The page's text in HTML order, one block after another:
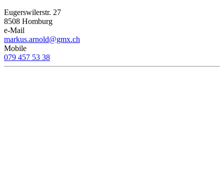
Eugerswilerstr. 27
8508 Homburg
e-Mail
markus.arnold@gmx.ch
Mobile
079 457 53 38